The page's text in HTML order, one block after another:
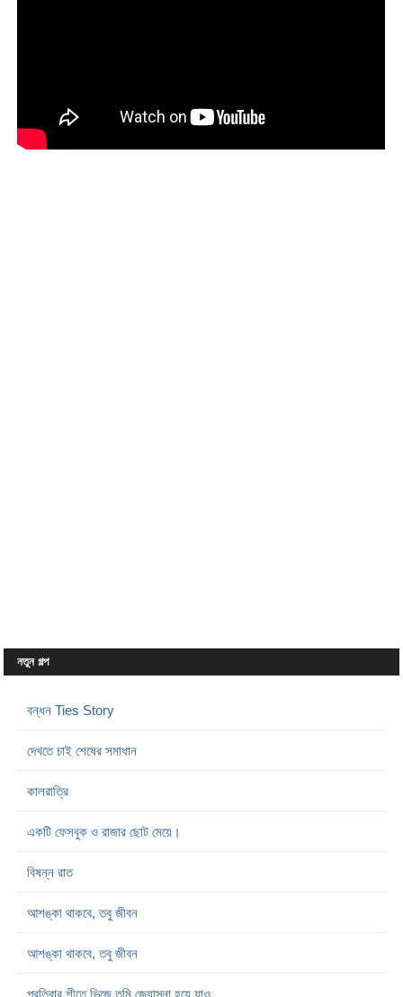
নতুন গল্প
বন্ধন Ties Story
দেখতে চাই শেষের সমাধান
কালরাত্রি
একটি ফেসবুক ও রাজার ছোট মেয়ে।
বিষন্ন রাত
আশঙ্কা থাকবে, তবু জীবন
আশঙ্কা থাকবে, তবু জীবন
প্রতিবার শীতে ভিজে তুমি জ্যোস্না হয়ে যাও